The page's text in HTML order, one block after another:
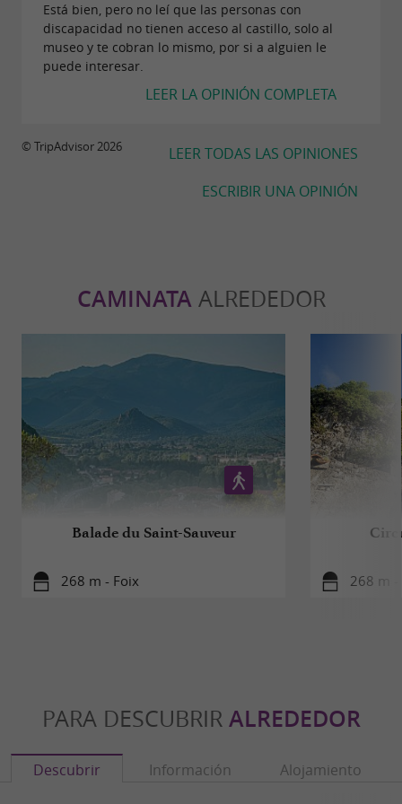
Está bien, pero no leí que las personas con
discapacidad no tienen acceso al castillo, solo al
museo y te cobran lo mismo, por si a alguien le
puede interesar.
LEER LA OPINIÓN COMPLETA
LEER TODAS LAS OPINIONES
ESCRIBIR UNA OPINIÓN
© TripAdvisor 2026
CAMINATAALREDEDOR
Balade du Saint-Sauveur
268 m - Foix 268 m -
PARA DESCUBRIR ALREDEDOR
Descubrir Información Alojamiento